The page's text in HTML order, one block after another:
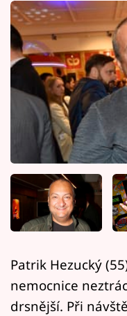
Seriály
Horoskopy
Sledujte prima+
Filmový
Pořady
Mámy sobě
Přihlášení
Sledujte nás
Patrik Hezucký
nemocnice
drsnější. Při